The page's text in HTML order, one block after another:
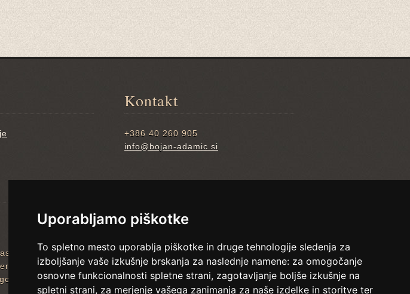
Uporabljamo piškotke
To spletno mesto uporablja piškotke in druge tehnologije sledenja za
izboljšanje vaše izkušnje brskanja za naslednje namene: za omogočanje
osnovne funkcionalnosti spletne strani, zagotavljanje boljše izkušnje na
spletni strani, za merjenje vašega zanimanja za naše izdelke in storitve ter
Kontakt
+386 40 260 905
info@bojan-adamic.si
leta 2012 v okviruProjekta ob 100. obletnici rojstva
dirigenta in fotografa Bojana Adamiča. Namen strani je
življenju in delu. Kontaktna oseba je njegova hči Alenka